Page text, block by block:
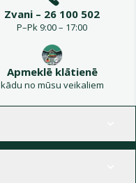
Zvani – 26 100 502
P–Pk 9:00 – 17:00
Apmeklē klātienē
kādu no mūsu veikaliem